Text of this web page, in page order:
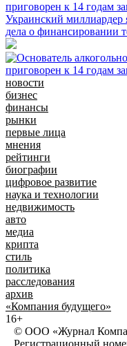
приговорен к 14 годам
Украинский миллиардер
дела о финансировании
новости
бизнес
финансы
рынки
первые лица
мнения
рейтинги
биографии
цифровое развитие
наука и технологии
недвижимость
авто
медиа
крипта
стиль
политика
расследования
архив
«Компания будущего»
16+
© ООО «Журнал
Регистрационный